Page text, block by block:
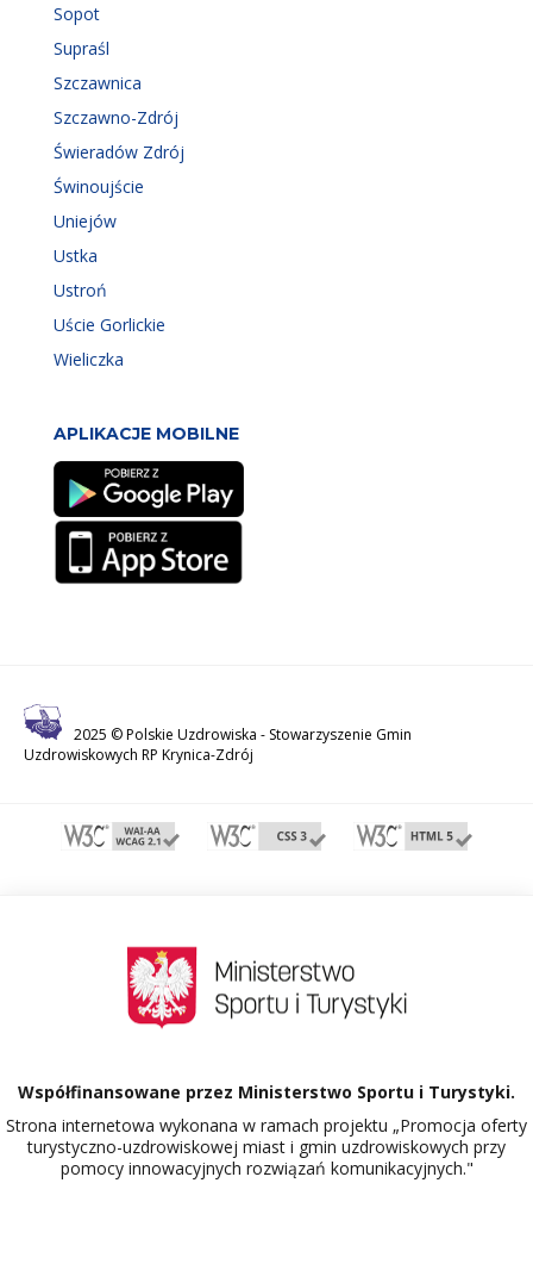
Sopot
Supraśl
Szczawnica
Szczawno-Zdrój
Świeradów Zdrój
Świnoujście
Uniejów
Ustka
Ustroń
Uście Gorlickie
Wieliczka
APLIKACJE MOBILNE
2025 © Polskie Uzdrowiska - Stowarzyszenie Gmin
Uzdrowiskowych RP Krynica-Zdrój
Współfinansowane przez Ministerstwo Sportu i Turystyki.
Strona internetowa wykonana w ramach projektu „Promocja oferty
turystyczno-uzdrowiskowej miast i gmin uzdrowiskowych przy
pomocy innowacyjnych rozwiązań komunikacyjnych."